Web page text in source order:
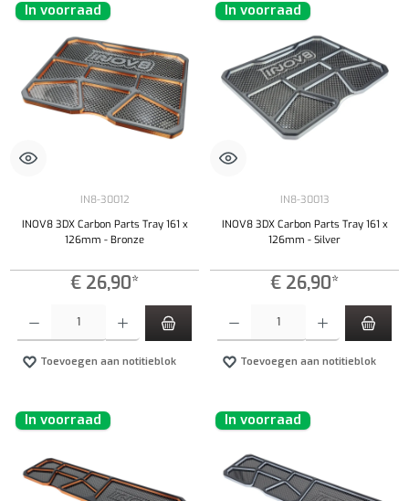
In voorraad
IN8-30012
INOV8 3DX Carbon Parts Tray 161 x
126mm - Bronze
€ 26,90*
Toevoegen aan notitieblok
In voorraad
IN8-30013
INOV8 3DX Carbon Parts Tray 161 x
126mm - Silver
€ 26,90*
Toevoegen aan notitieblok
In voorraad In voorraad